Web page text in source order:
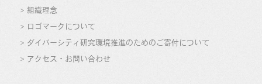
組織理念
ロゴマークについて
ダイバーシティ研究環境推進のためのご寄付について
アクセス・お問い合わせ